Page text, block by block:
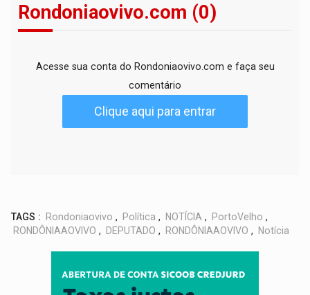
Rondoniaovivo.com (0)
Acesse sua conta do Rondoniaovivo.com e faça seu
comentário
Clique aqui para entrar
TAGS : Rondoniaovivo , Política , NOTÍCIA , PortoVelho ,
RONDÔNIAAOVIVO , DEPUTADO , RONDÔNIAAOVIVO , Notícia